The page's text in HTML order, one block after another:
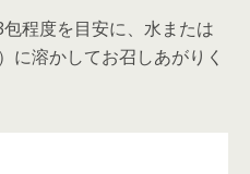
程度を目安に、水または
に溶かしてお召しあがりく